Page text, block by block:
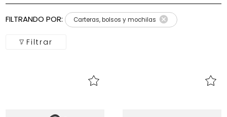
FILTRANDO POR: Carteras, bolsos y mochilas
Filtrar
Local